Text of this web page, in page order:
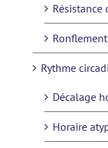
Résistance
Ronflement
Rythme
Décalage
Horaire